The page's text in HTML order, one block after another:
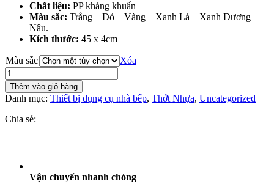
Chất liệu: PP kháng khuẩn
Màu sắc: Trắng – Đỏ – Vàng – Xanh Lá – Xanh Dương –
Nâu.
Kích thước: 45 x 4cm
Màu sắc
Xóa
Thớt
Nhựa
PP
Tròn
45x4cm
Thêm vào giỏ hàng
Danh mục: Thiết bị dụng cụ nhà bếp, Thớt Nhựa, Uncategorized
Chia sẻ:
Vận chuyển nhanh chóng